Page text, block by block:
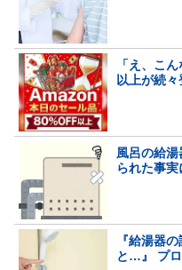
「え、こ
以上が続
風呂の給
られた事実
『給湯器
と…』 プロ